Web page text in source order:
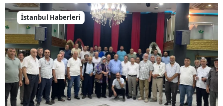
İstanbul Haberleri